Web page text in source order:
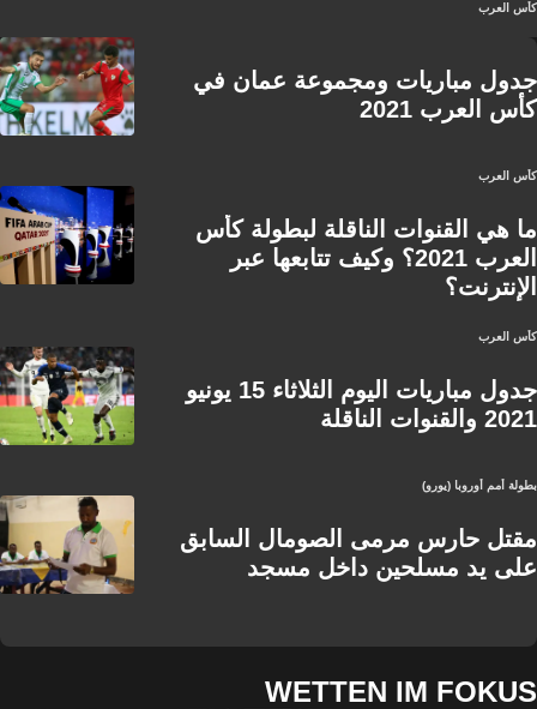
كأس العرب
جدول مباريات ومجموعة عمان في
كأس العرب 2021
كأس العرب
ما هي القنوات الناقلة لبطولة كأس
العرب 2021؟ وكيف تتابعها عبر
الإنترنت؟
كأس العرب
جدول مباريات اليوم الثلاثاء 15 يونيو
2021 والقنوات الناقلة
بطولة أمم أوروبا (يورو)
مقتل حارس مرمى الصومال السابق
على يد مسلحين داخل مسجد
WETTEN IM FOKUS